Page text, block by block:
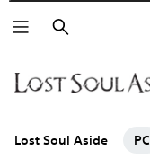
Pretraga
Lost Soul Aside PC